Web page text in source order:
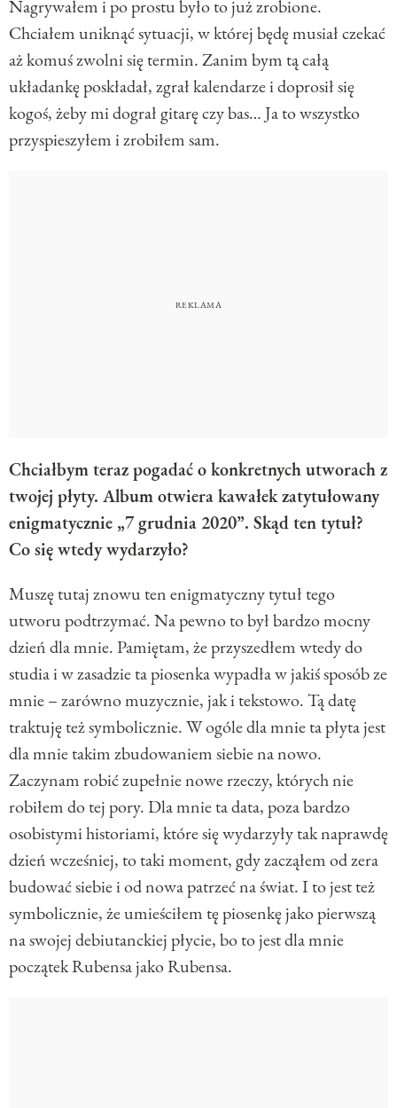
Nagrywałem i po prostu było to już zrobione.
Chciałem uniknąć sytuacji, w której będę musiał czekać
aż komuś zwolni się termin. Zanim bym tą całą
układankę poskładał, zgrał kalendarze i doprosił się
kogoś, żeby mi dograł gitarę czy bas… Ja to wszystko
przyspieszyłem i zrobiłem sam.
Chciałbym teraz pogadać o konkretnych utworach z
twojej płyty. Album otwiera kawałek zatytułowany
enigmatycznie „7 grudnia 2020”. Skąd ten tytuł?
Co się wtedy wydarzyło?
Muszę tutaj znowu ten enigmatyczny tytuł tego
utworu podtrzymać. Na pewno to był bardzo mocny
dzień dla mnie. Pamiętam, że przyszedłem wtedy do
studia i w zasadzie ta piosenka wypadła w jakiś sposób ze
mnie – zarówno muzycznie, jak i tekstowo. Tą datę
traktuję też symbolicznie. W ogóle dla mnie ta płyta jest
dla mnie takim zbudowaniem siebie na nowo.
Zaczynam robić zupełnie nowe rzeczy, których nie
robiłem do tej pory. Dla mnie ta data, poza bardzo
osobistymi historiami, które się wydarzyły tak naprawdę
dzień wcześniej, to taki moment, gdy zacząłem od zera
budować siebie i od nowa patrzeć na świat. I to jest też
symbolicznie, że umieściłem tę piosenkę jako pierwszą
na swojej debiutanckiej płycie, bo to jest dla mnie
początek Rubensa jako Rubensa.